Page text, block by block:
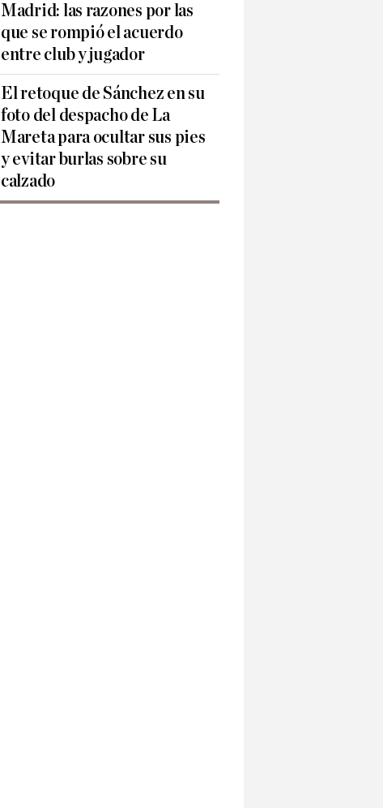
Madrid: las razones por las
que se rompió el acuerdo
entre club y jugador
El retoque de Sánchez en su
foto del despacho de La
Mareta para ocultar sus pies
y evitar burlas sobre su
calzado